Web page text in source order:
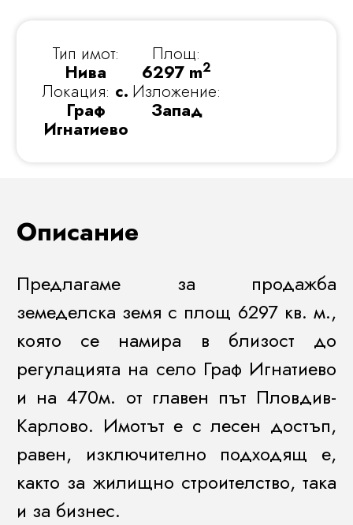
Тип имот:
Нива
Локация: с.
Граф
Игнатиево
Площ:
6297 m2
Изложение:
Запад
Описание
Предлагаме за продажба
земеделска земя с площ 6297 кв. м.,
която се намира в близост до
регулацията на село Граф Игнатиево
и на 470м. от главен път Пловдив-
Карлово. Имотът е с лесен достъп,
равен, изключително подходящ е,
както за жилищно строителство, така
и за бизнес.